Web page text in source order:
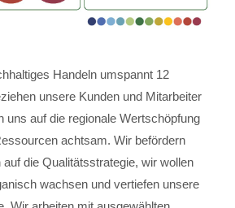
Handeln umspannt 12
unsere Kunden und Mitarbeiter
uns auf die regionale Wertschöpfung
achtsam. Wir befördern
die Qualitätsstrategie, wir wollen
wachsen und vertiefen unsere